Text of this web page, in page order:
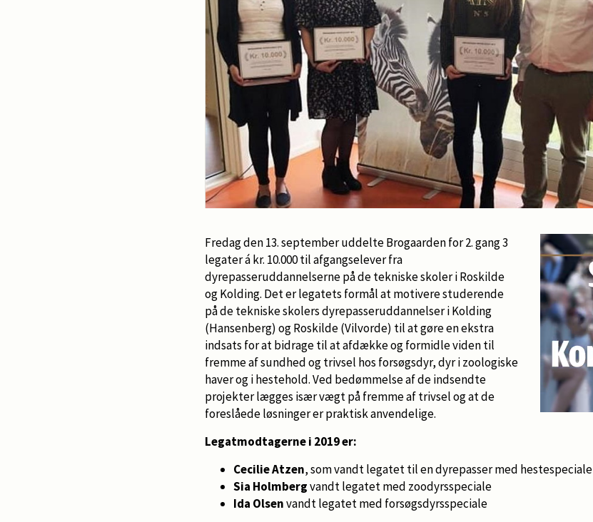
Fredag den 13. september uddelte Brogaarden for 2. gang 3
legater á kr. 10.000 til afgangselever fra
dyrepasseruddannelserne på de tekniske skoler i Roskilde
og Kolding. Det er legatets formål at motivere studerende
på de tekniske skolers dyrepasseruddannelser i Kolding
(Hansenberg) og Roskilde (Vilvorde) til at gøre en ekstra
indsats for at bidrage til at afdække og formidle viden til
fremme af sundhed og trivsel hos forsøgsdyr, dyr i zoologiske
haver og i hestehold. Ved bedømmelse af de indsendte
projekter lægges især vægt på fremme af trivsel og at de
foreslåede løsninger er praktisk anvendelige.
Legatmodtagerne i 2019 er:
Cecilie Atzen, som vandt legatet til en dyrepasser med hestespeciale
Sia Holmbergvandt legatet med zoodyrsspeciale
Ida Olsenvandt legatet med forsøgsdyrsspeciale